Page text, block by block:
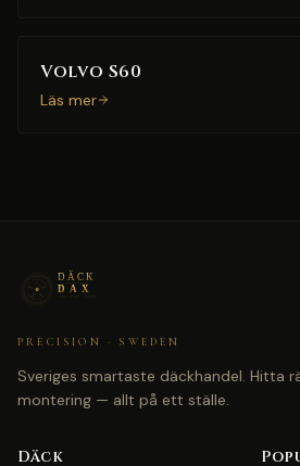
Volvo S60
Läs mer
PRECISION · SWEDEN
Sveriges smartaste däckhandel. Hitta
montering — allt på ett ställe.
Däck